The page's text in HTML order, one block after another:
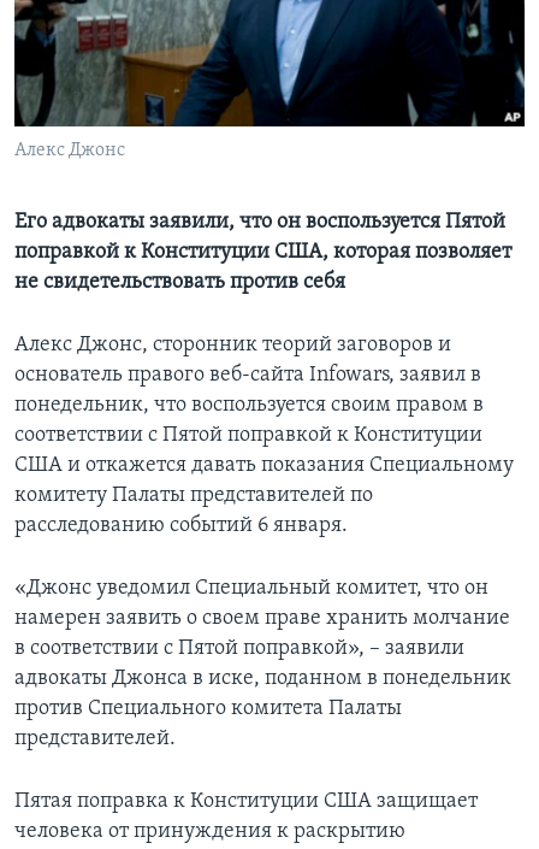
Learning English
СОЦИАЛЬНЫЕ СЕТИ
Языки
Алекс Джонс
Его адвокаты заявили, что он воспользуется Пятой
поправкой к Конституции США, которая позволяет
не свидетельствовать против себя
Алекс Джонс, сторонник теорий заговоров и
основатель правого веб-сайта Infowars, заявил в
понедельник, что воспользуется своим правом в
соответствии с Пятой поправкой к Конституции
США и откажется давать показания Специальному
комитету Палаты представителей по
расследованию событий 6 января.
«Джонс уведомил Специальный комитет, что он
намерен заявить о своем праве хранить молчание
в соответствии с Пятой поправкой», – заявили
адвокаты Джонса в иске, поданном в понедельник
против Специального комитета Палаты
представителей.
Пятая поправка к Конституции США защищает
человека от принуждения к раскрытию